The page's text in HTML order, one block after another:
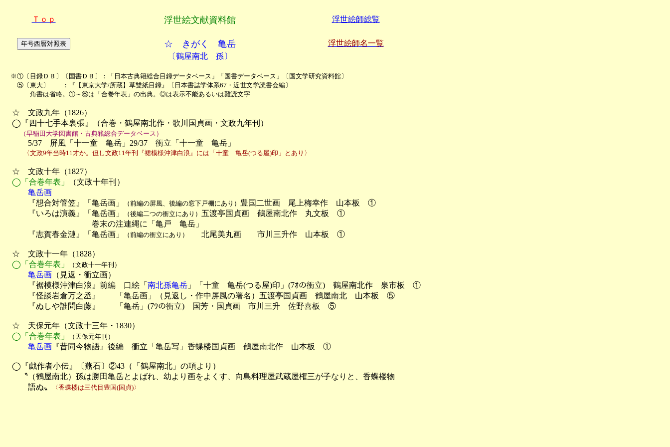
Ｔｏｐ 浮世絵文献資料館 浮世絵師総覧
☆ きがく 亀岳
浮世絵師名一覧
〔鶴屋南北 孫〕
※①〔目録ＤＢ〕〔国書ＤＢ〕：「日本古典籍総合目録データベース」「国書データベース」〔国文学研究資料館〕
⑤〔東大〕　　：『【東京大学/所蔵】草雙紙目録』〔日本書誌学体系67・近世文学読書会編〕
角書は省略。①～⑥は「合巻年表」の出典。◎は表示不能あるいは難読文字
☆　文政九年（1826）
◯『四十七手本裏張』（合巻・鶴屋南北作・歌川国貞画・文政九年刊）
（早稲田大学図書館・古典籍総合データベース）
5/37　屏風「十一童　亀岳」29/37　衝立「十一童　亀岳」
〈文政9年当時11才か。但し文政11年刊『裙模様沖津白浪』には「十童　亀岳(つる屋)印」とあり〉
☆　文政十年（1827）
◯「合巻年表」
（文政十年刊）
亀岳画
『想合対管笠』「亀岳画」
（前編の屏風、後編の窓下戸棚にあり） 豊国二世画　尾上梅幸作　山本板　①
『いろは演義』「亀岳画」
（後編二つの衝立にあり） 五渡亭国貞画　鶴屋南北作　丸文板　①
巻末の注連縄に「亀戸　亀岳」
『志賀春金漣』「亀岳画」
（前編の衝立にあり） 北尾美丸画　　市川三升作　山本板　①
☆　文政十一年（1828）
◯「合巻年表」
（文政十一年刊）
亀岳画 （見返・衝立画）
『裾模様沖津白浪』前編　口絵「 南北孫亀岳 」「十童　亀岳(つる屋)印」(7ｵの衝立)　鶴屋南北作　泉市板　①
『怪談岩倉万之丞』　　「亀岳画」（見返し・作中屏風の署名）五渡亭国貞画　鶴屋南北　山本板　⑤
『ぬしや誰問白藤』　　「亀岳」(7ｳの衝立)　国芳・国貞画　市川三升　佐野喜板　⑤
☆　天保元年（文政十三年・1830）
◯「合巻年表」
（天保元年刊）
亀岳画 『昔同今物語』後編　衝立「亀岳写」香蝶楼国貞画　鶴屋南北作　山本板　①
◯『戯作者小伝』〔燕石〕②43（「鶴屋南北」の項より）
〝（鶴屋南北）孫は勝田亀岳とよばれ、幼より画をよくす、向島料理屋武蔵屋権三が子なりと、香蝶楼物
語ぬ〟
〈香蝶楼は三代目豊国(国貞)〉